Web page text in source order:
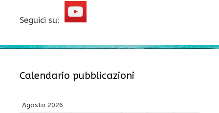
Seguici su:
Calendario pubblicazioni
Agosto 2026